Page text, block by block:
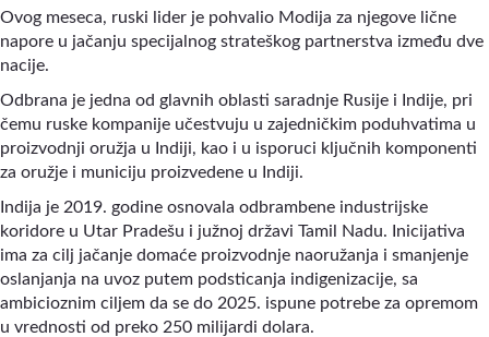
Ovog meseca, ruski lider je pohvalio Modija za njegove lične
napore u jačanju specijalnog strateškog partnerstva između dve
nacije.
Odbrana je jedna od glavnih oblasti saradnje Rusije i Indije, pri
čemu ruske kompanije učestvuju u zajedničkim poduhvatima u
proizvodnji oružja u Indiji, kao i u isporuci ključnih komponenti
za oružje i municiju proizvedene u Indiji.
Indija je 2019. godine osnovala odbrambene industrijske
koridore u Utar Pradešu i južnoj državi Tamil Nadu. Inicijativa
ima za cilj jačanje domaće proizvodnje naoružanja i smanjenje
oslanjanja na uvoz putem podsticanja indigenizacije, sa
ambicioznim ciljem da se do 2025. ispune potrebe za opremom
u vrednosti od preko 250 milijardi dolara.